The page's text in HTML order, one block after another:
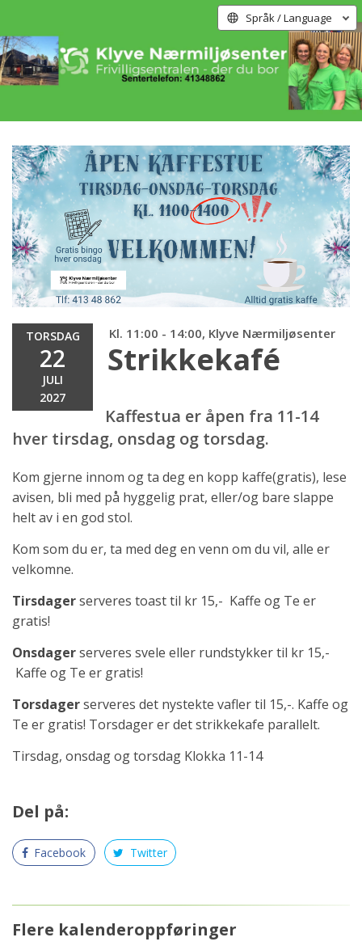
Språk / Language
TORSDAG
22
JULI
2027
Kl. 11:00 - 14:00, Klyve Nærmiljøsenter
Strikkekafé
Kaffestua er åpen fra 11-14
hver tirsdag, onsdag og torsdag.
Kom gjerne innom og ta deg en kopp kaffe(gratis), lese
avisen, bli med på hyggelig prat, eller/og bare slappe
helt av i en god stol.
Kom som du er, ta med deg en venn om du vil, alle er
velkomne.
Tirsdagerserveres toast til kr 15,- Kaffe og Te er
gratis!
Onsdagerserveres svele eller rundstykker til kr 15,-
Kaffe og Te er gratis!
Torsdagerserveres det nystekte vafler til 15,-. Kaffe og
Te er gratis! Torsdager er det strikkekafe parallelt.
Tirsdag, onsdag og torsdag Klokka 11-14
Del på:
Facebook Twitter
Flere kalenderoppføringer